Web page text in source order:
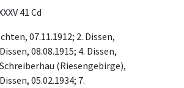
41 Cd
07.11.1912; 2. Dissen,
08.08.1915; 4. Dissen,
Schreiberhau (Riesengebirge),
05.02.1934; 7.